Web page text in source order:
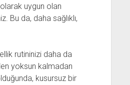
uygun olan
Bu da, daha sağlıklı,
rutininizi daha da
yoksun kalmadan
kusursuz bir